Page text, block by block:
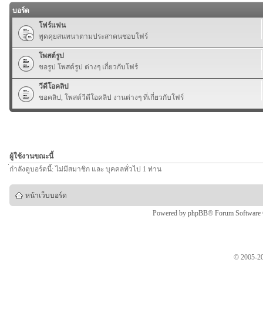
บอร์ด
โฟร์แฟน
พูดคุยสนทนาตามประสาคนชอบโฟร์
โพสต์รูป
ขอรูป โพสต์รูป ต่างๆ เกี่ยวกับโฟร์
วีดีโอคลิป
ขอคลิป, โพสต์วีดีโอคลิป งานต่างๆ ที่เกี่ยวกับโฟร์
ผู้ใช้งานขณะนี้
่กำลังดูบอร์ดนี้: ไม่มีสมาชิก และ บุคคลทั่วไป 1 ท่าน
หน้าเว็บบอร์ด
Powered by phpBB® Forum
© 2005-